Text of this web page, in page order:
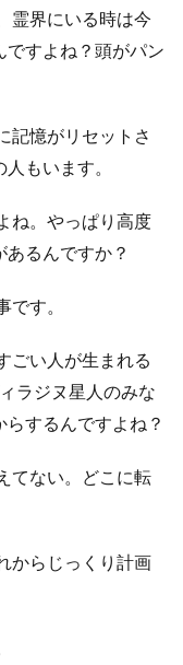
霊界にいる時は今
ですよね？頭がパン
記憶がリセットさ
もいます。
ね。やっぱり高度
るんですか？
す。
ごい人が生まれる
ラジヌ星人のみな
するんですよね？
てない。どこに転
からじっくり計画